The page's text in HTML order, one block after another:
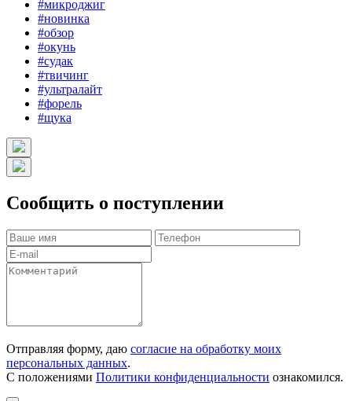
#микроджиг
#новинка
#обзор
#окунь
#судак
#твичинг
#ультралайт
#форель
#щука
Сообщить о поступлении
Отправляя форму, даю согласие на обработку моих
персональных данных.
С положениями Политики конфиденциальности ознакомился.